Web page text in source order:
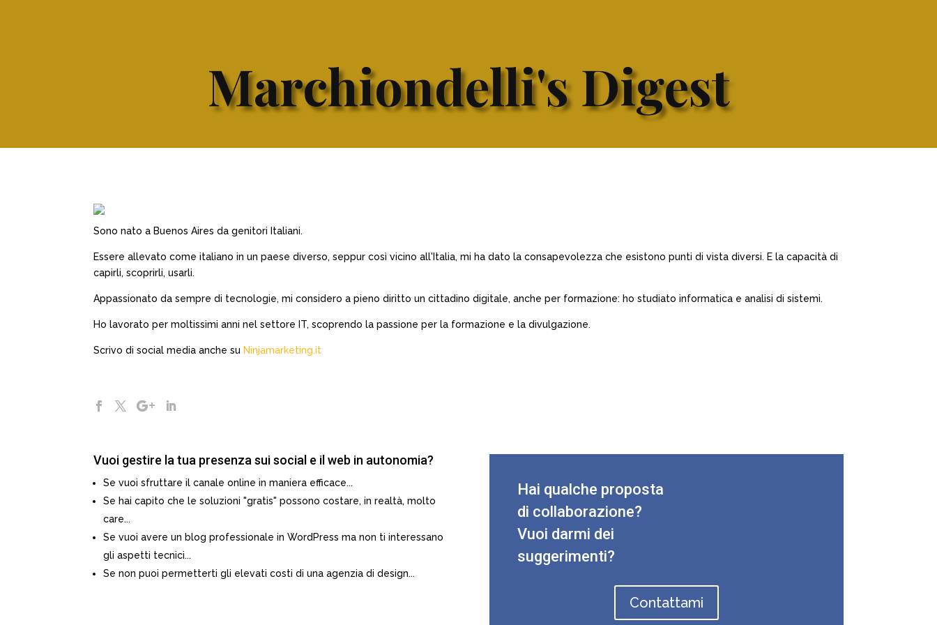
Marchiondelli's Digest
Sono nato a Buenos Aires da genitori Italiani.
Essere allevato come italiano in un paese diverso, seppur così vicino all'Italia, mi ha dato la consapevolezza che esistono punti di vista diversi. E la capacità di
capirli, scoprirli, usarli.
Appassionato da sempre di tecnologie, mi considero a pieno diritto un cittadino digitale, anche per formazione: ho studiato informatica e analisi di sistemi.
Ho lavorato per moltissimi anni nel settore IT, scoprendo la passione per la formazione e la divulgazione.
Scrivo di social media anche su Ninjamarketing.it
Vuoi gestire la tua presenza sui social e il web in autonomia?
Se vuoi sfruttare il canale online in maniera efficace...
Se hai capito che le soluzioni "gratis" possono costare, in realtà, molto
care...
Se vuoi avere un blog professionale in WordPress ma non ti interessano
gli aspetti tecnici...
Se non puoi permetterti gli elevati costi di una agenzia di design...
Hai qualche proposta
di collaborazione?
Vuoi darmi dei
suggerimenti?
Contattami